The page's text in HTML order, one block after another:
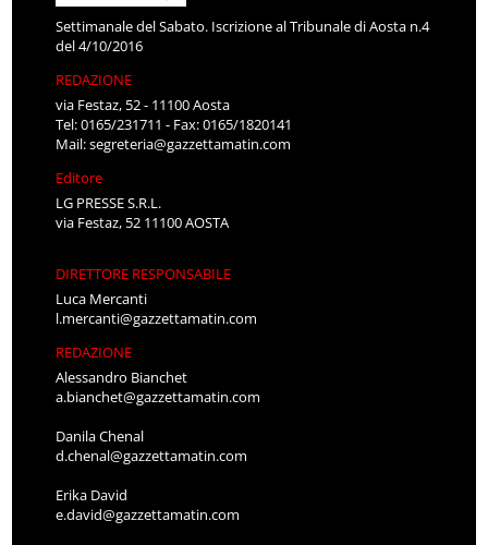
Settimanale del Sabato. Iscrizione al Tribunale di Aosta n.4
del 4/10/2016
REDAZIONE
via Festaz, 52 - 11100 Aosta
Tel: 0165/231711 - Fax: 0165/1820141
Mail:segreteria@gazzettamatin.com
Editore
LG PRESSE S.R.L.
via Festaz, 52 11100 AOSTA
DIRETTORE RESPONSABILE
Luca Mercanti
l.mercanti@gazzettamatin.com
REDAZIONE
Alessandro Bianchet
a.bianchet@gazzettamatin.com
Danila Chenal
d.chenal@gazzettamatin.com
Erika David
e.david@gazzettamatin.com